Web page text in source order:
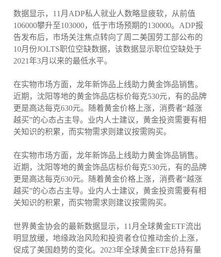
数据显示，11月ADP私人就业人数略显疲软，从前值
106000攀升至103000，低于市场预期的130000。ADP报
告发布后，市场关注焦点转向了周二美国劳工部公布的
10月份JOLTS职位空缺数据，该数据显示职位空缺处于
2021年3月以来的最低水平。
在实物市场方面，龙年新饰品上线助力黄金饰品销售。
近期，沈阳等地的黄金饰品店标价每克530元，有的品牌
更是高达每克630元。随着黄金价格上涨，消费者“越涨
越买”的心态占主导。业内人士建议，黄金投资需要有相
关知识的积累，而实物需求则建议按需购买。
在实物市场方面，龙年新饰品上线助力黄金饰品销售。
近期，沈阳等地的黄金饰品店标价每克530元，有的品牌
更是高达每克630元。随着黄金价格上涨，消费者“越涨
越买”的心态占主导。业内人士建议，黄金投资需要有相
关知识的积累，而实物需求则建议按需购买。
世界黄金协会的最新数据显示，11月全球黄金ETF流出
明显放缓，地缘政治风险和投资者仓位推动金价上涨，
促成了美国趋势的变化。2023年全球黄金ETF总持有量